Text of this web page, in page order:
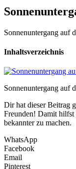
Sonnenuntergang auf
Inhaltsverzeichnis
Sonnenuntergang auf
Dir hat dieser Beitrag
Freunden! Damit
bekannter zu machen.
WhatsApp
Facebook
Email
Pinterest